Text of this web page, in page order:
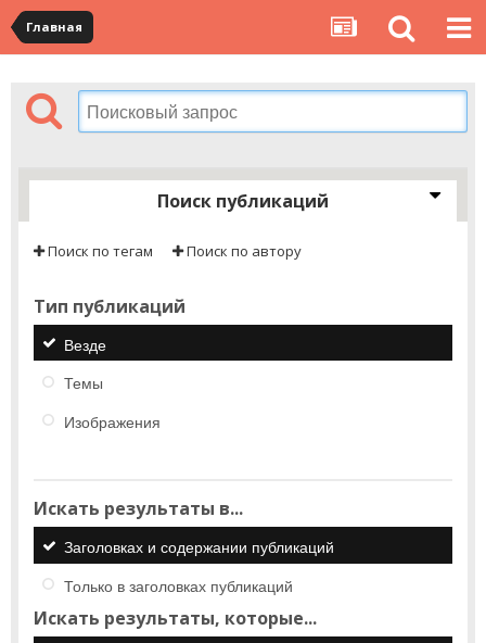
Главная
Поиск публикаций
Поиск по тегам Поиск по автору
Тип публикаций
Везде
Темы
Изображения
Искать результаты в...
Заголовках и содержании публикаций
Только в заголовках публикаций
Искать результаты, которые...